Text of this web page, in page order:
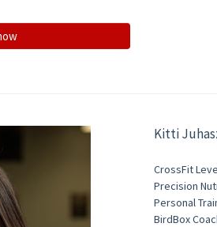
Kitti
CrossFit
Precision
Personal
BirdBox